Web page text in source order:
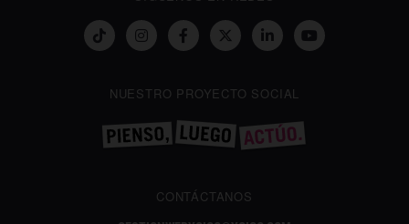
NUESTRO PROYECTO SOCIAL
CONTÁCTANOS